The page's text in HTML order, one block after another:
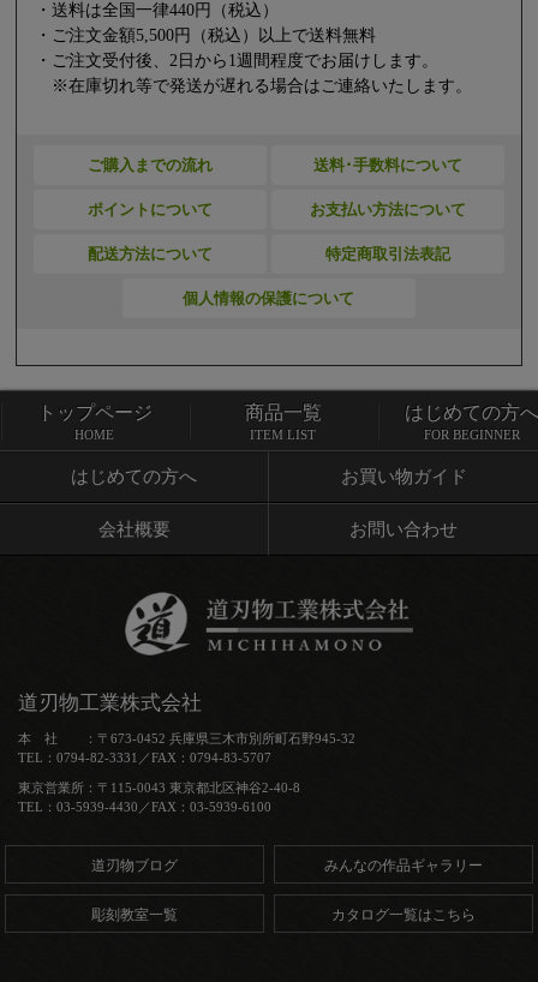
・送料は全国一律440円（税込）
・ご注文金額5,500円（税込）以上で送料無料
・ご注文受付後、2日から1週間程度でお届けします。
※在庫切れ等で発送が遅れる場合はご連絡いたします。
ご購入までの流れ 送料･手数料について
ポイントについて お支払い方法について
配送方法について 特定商取引法表記
個人情報の保護について
トップページ 商品一覧
はじめての方へ お買い物ガイド
会社概要 お問い合わせ
トップページ
HOME
商品一覧
ITEM LIST
はじめての方へ
FOR BEGINNER
道刃物工業株式会社
本 社 ：〒673-0452 兵庫県三木市別所町石野945-32
TEL：0794-82-3331／FAX：0794-83-5707
東京営業所：〒115-0043 東京都北区神谷2-40-8
TEL：03-5939-4430／FAX：03-5939-6100
道刃物ブログ みんなの作品ギャラリー
彫刻教室一覧 カタログ一覧はこちら